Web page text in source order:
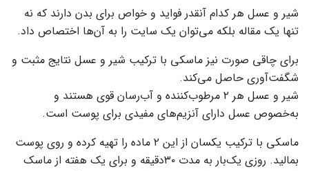
شیر و عسل هر کدام آنقدر فواید و خواص برای بدن دارند که نه
تنها یک مقاله بلکه می‌توان یک سایت را به آن‌ها اختصاص داد.
برای چاقی صورت نیز ماسکی با ترکیب شیر و عسل نتایج مثبت و
شگفت‌آوری حاصل می‌کند.
شیر و عسل هر ۲ مرطوب‌کننده و آب‌رسان قوی هستند و
به‌خصوص عسل دارای آنزیم‌های مفیدی برای پوست است.
ماسکی با ترکیب یکسان از این ۲ ماده را تهیه کرده و روی پوست
بمالید. روزی یک‌بار به مدت ۳۰دقیقه و برای یک هفته از ماسک